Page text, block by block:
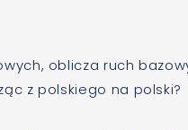
oblicza ruch
z polskiego na polski?